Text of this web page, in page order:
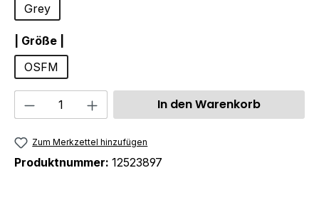
Grey
| Größe |
OSFM
Produkt Anzahl: Gib denIn den Warenkorb
Zum Merkzettel hinzufügen
Produktnummer: 12523897